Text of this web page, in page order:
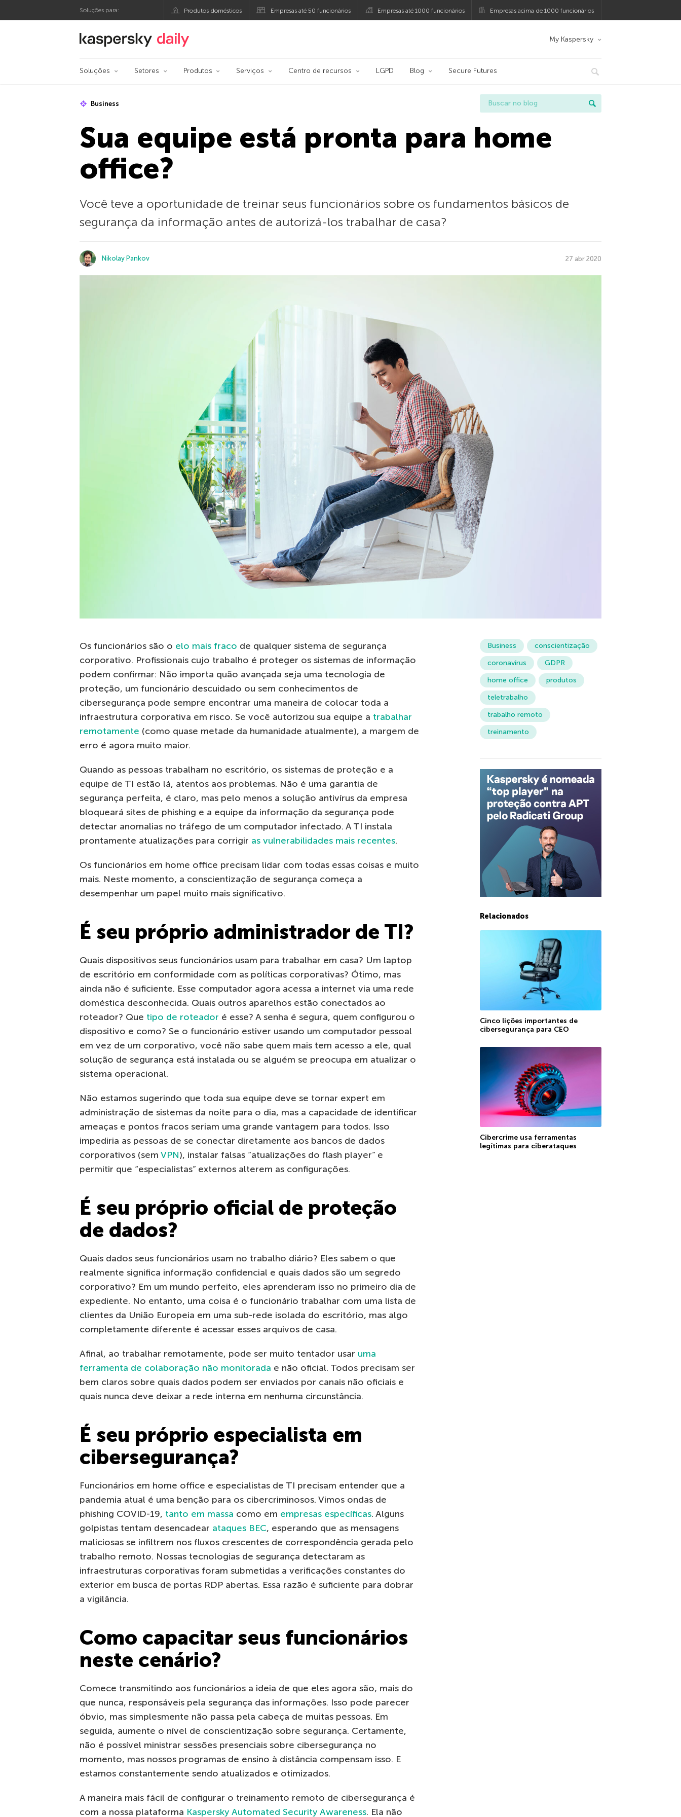
Soluções para: Produtos domésticos Empresas até 50 funcionários Empresas até 1000 funcionários Empresas acima de 1000 funcionários
Blog oficial da Kaspersky My Kaspersky
Soluções Setores Produtos Serviços Centro de recursos LGPD Blog Secure Futures
Business
Sua equipe está pronta para home
office?
Você teve a oportunidade de treinar seus funcionários sobre os fundamentos básicos de
segurança da informação antes de autorizá-los trabalhar de casa?
Nikolay Pankov 27 abr 2020
Os funcionários são o elo mais fraco de qualquer sistema de segurança
corporativo. Profissionais cujo trabalho é proteger os sistemas de informação
podem confirmar: Não importa quão avançada seja uma tecnologia de
proteção, um funcionário descuidado ou sem conhecimentos de
cibersegurança pode sempre encontrar uma maneira de colocar toda a
infraestrutura corporativa em risco. Se você autorizou sua equipe a trabalhar
remotamente (como quase metade da humanidade atualmente), a margem de
erro é agora muito maior.
Quando as pessoas trabalham no escritório, os sistemas de proteção e a
equipe de TI estão lá, atentos aos problemas. Não é uma garantia de
segurança perfeita, é claro, mas pelo menos a solução antivírus da empresa
bloqueará sites de phishing e a equipe da informação da segurança pode
detectar anomalias no tráfego de um computador infectado. A TI instala
prontamente atualizações para corrigir as vulnerabilidades mais recentes.
Os funcionários em home office precisam lidar com todas essas coisas e muito
mais. Neste momento, a conscientização de segurança começa a
desempenhar um papel muito mais significativo.
É seu próprio administrador de TI?
Quais dispositivos seus funcionários usam para trabalhar em casa? Um laptop
de escritório em conformidade com as políticas corporativas? Ótimo, mas
ainda não é suficiente. Esse computador agora acessa a internet via uma rede
doméstica desconhecida. Quais outros aparelhos estão conectados ao
roteador? Que tipo de roteador é esse? A senha é segura, quem configurou o
dispositivo e como? Se o funcionário estiver usando um computador pessoal
em vez de um corporativo, você não sabe quem mais tem acesso a ele, qual
solução de segurança está instalada ou se alguém se preocupa em atualizar o
sistema operacional.
Não estamos sugerindo que toda sua equipe deve se tornar expert em
administração de sistemas da noite para o dia, mas a capacidade de identificar
ameaças e pontos fracos seriam uma grande vantagem para todos. Isso
impediria as pessoas de se conectar diretamente aos bancos de dados
corporativos (sem VPN), instalar falsas “atualizações do flash player” e
permitir que “especialistas” externos alterem as configurações.
É seu próprio oficial de proteção
de dados?
Quais dados seus funcionários usam no trabalho diário? Eles sabem o que
realmente significa informação confidencial e quais dados são um segredo
corporativo? Em um mundo perfeito, eles aprenderam isso no primeiro dia de
expediente. No entanto, uma coisa é o funcionário trabalhar com uma lista de
clientes da União Europeia em uma sub-rede isolada do escritório, mas algo
completamente diferente é acessar esses arquivos de casa.
Afinal, ao trabalhar remotamente, pode ser muito tentador usar uma
ferramenta de colaboração não monitorada e não oficial. Todos precisam ser
bem claros sobre quais dados podem ser enviados por canais não oficiais e
quais nunca deve deixar a rede interna em nenhuma circunstância.
É seu próprio especialista em
cibersegurança?
Funcionários em home office e especialistas de TI precisam entender que a
pandemia atual é uma benção para os cibercriminosos. Vimos ondas de
phishing COVID-19, tanto em massa como em empresas específicas. Alguns
golpistas tentam desencadear ataques BEC, esperando que as mensagens
maliciosas se infiltrem nos fluxos crescentes de correspondência gerada pelo
trabalho remoto. Nossas tecnologias de segurança detectaram as
infraestruturas corporativas foram submetidas a verificações constantes do
exterior em busca de portas RDP abertas. Essa razão é suficiente para dobrar
a vigilância.
Como capacitar seus funcionários
neste cenário?
Comece transmitindo aos funcionários a ideia de que eles agora são, mais do
que nunca, responsáveis ​​pela segurança das informações. Isso pode parecer
óbvio, mas simplesmente não passa pela cabeça de muitas pessoas. Em
seguida, aumente o nível de conscientização sobre segurança. Certamente,
não é possível ministrar sessões presenciais sobre cibersegurança no
momento, mas nossos programas de ensino à distância compensam isso. E
estamos constantemente sendo atualizados e otimizados.
A maneira mais fácil de configurar o treinamento remoto de cibersegurança é
com a nossa plataforma Kaspersky Automated Security Awareness. Ela não
Business
conscientização
coronavírus
GDPR
home office
produtos
teletrabalho
trabalho remoto
treinamento
Relacionados
Cinco lições importantes de
cibersegurança para CEO
Cibercrime usa ferramentas
legítimas para ciberataques